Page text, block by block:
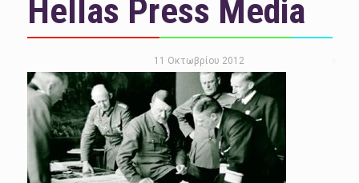
Hellas Press Media
11 Οκτωβρίου 2012